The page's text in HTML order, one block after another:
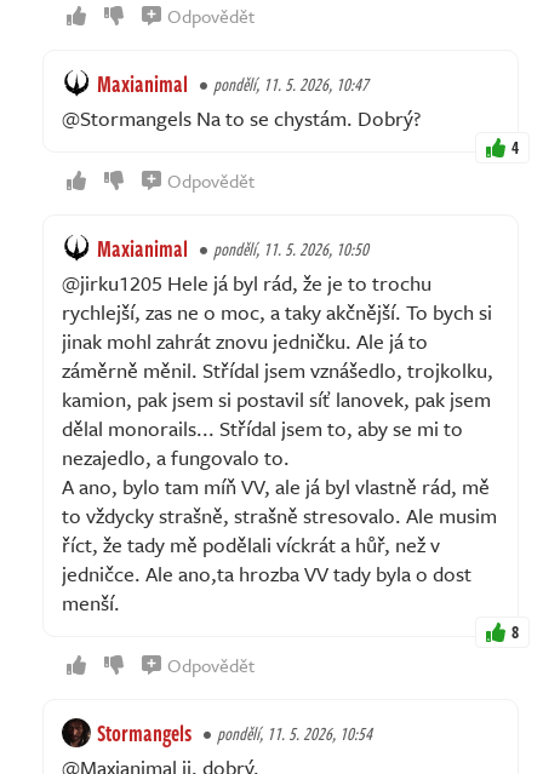
Odpovědět
Maxianimal pondělí, 11. 5. 2026, 10:47
@Stormangels Na to se chystám. Dobrý?
4
Odpovědět
Maxianimal pondělí, 11. 5. 2026, 10:50
@jirku1205 Hele já byl rád, že je to trochu
rychlejší, zas ne o moc, a taky akčnější. To bych si
jinak mohl zahrát znovu jedničku. Ale já to
záměrně měnil. Střídal jsem vznášedlo, trojkolku,
kamion, pak jsem si postavil síť lanovek, pak jsem
dělal monorails... Střídal jsem to, aby se mi to
nezajedlo, a fungovalo to.
A ano, bylo tam míň VV, ale já byl vlastně rád, mě
to vždycky strašně, strašně stresovalo. Ale musim
říct, že tady mě podělali víckrát a hůř, než v
jedničce. Ale ano,ta hrozba VV tady byla o dost
menší.
8
Odpovědět
Stormangels pondělí, 11. 5. 2026, 10:54
@Maxianimal jj, dobrý.